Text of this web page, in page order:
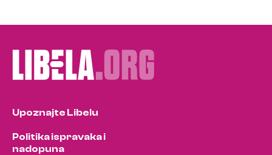
Upoznajte Libelu
Politika ispravaka i
nadopuna